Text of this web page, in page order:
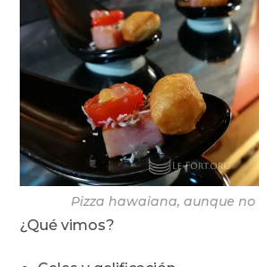
Pizza hawaiana, aunque no
¿Qué vimos?